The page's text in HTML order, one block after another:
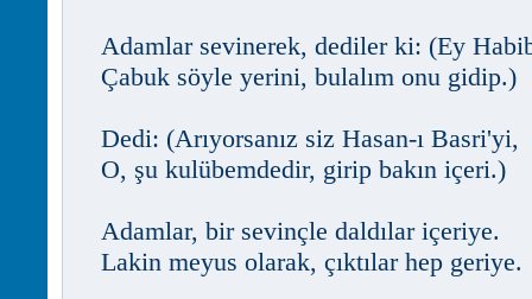
Adamlar sevinerek, dediler ki: (Ey
Çabuk söyle yerini, bulalım onu gidip.)
Dedi: (Arıyorsanız siz Hasan-ı Basri'yi,
O, şu kulübemdedir, girip bakın içeri.)
Adamlar, bir sevinçle daldılar içeriye.
Lakin meyus olarak, çıktılar hep geriye.